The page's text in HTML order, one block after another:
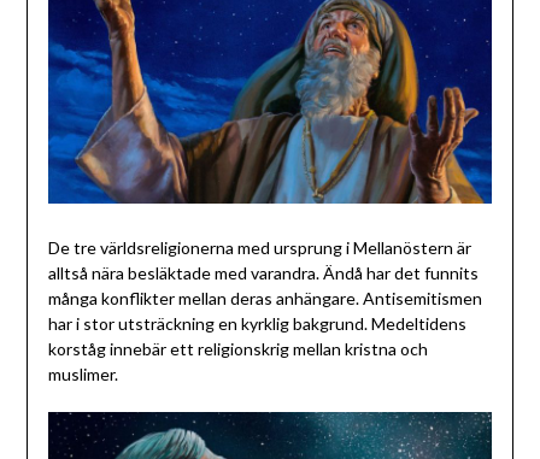
De tre världsreligionerna med ursprung i Mellanöstern är
alltså nära besläktade med varandra. Ändå har det funnits
många konflikter mellan deras anhängare. Antisemitismen
har i stor utsträckning en kyrklig bakgrund. Medeltidens
korståg innebär ett religionskrig mellan kristna och
muslimer.